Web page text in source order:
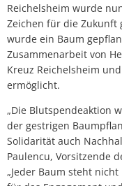
Reichelsheim wurde
Zeichen für die Zukunft
wurde ein Baum
Zusammenarbeit von
Kreuz Reichelsheim
ermöglicht.
„Die Blutspendeaktion
der gestrigen
Solidarität auch
Paulencu, Vorsitzende
„Jeder Baum steht